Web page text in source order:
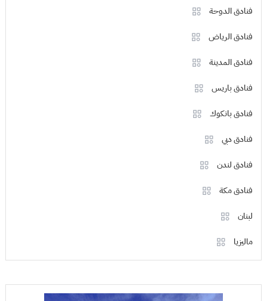
فنادق الدوحة
فنادق الرياض
فنادق المدينة
فنادق باريس
فنادق بانكوك
فنادق دبي
فنادق لندن
فنادق مكة
لبنان
ماليزيا